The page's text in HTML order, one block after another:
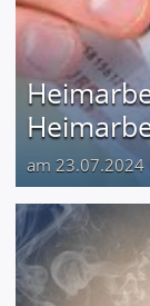
am 23.07.2024